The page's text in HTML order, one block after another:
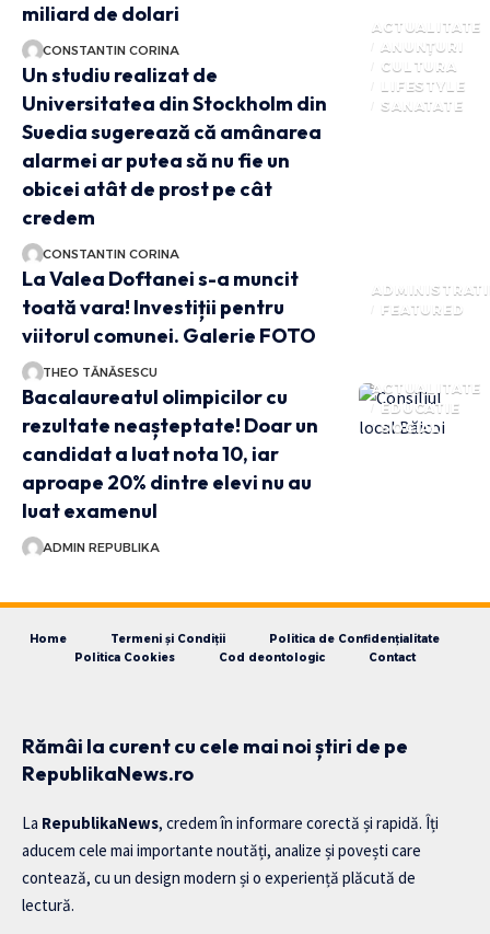
miliard de dolari
CONSTANTIN CORINA
ACTUALITATE
ANUNȚURI
CULTURA
LIFESTYLE
SANATATE
Un studiu realizat de
Universitatea din Stockholm din
Suedia sugerează că amânarea
alarmei ar putea să nu fie un
obicei atât de prost pe cât
credem
CONSTANTIN CORINA
FEATURED
La Valea Doftanei s-a muncit
toată vara! Investiții pentru
viitorul comunei. Galerie FOTO
THEO TĂNĂSESCU
ACTUALITATE
EDUCATIE
SOCIAL
Bacalaureatul olimpicilor cu
rezultate neașteptate! Doar un
candidat a luat nota 10, iar
aproape 20% dintre elevi nu au
luat examenul
ADMIN REPUBLIKA
Home Termeni și Condiții
Politica de Confidențialitate
Politica Cookies
Cod deontologic Contact
Rămâi la curent cu cele mai noi știri de pe
RepublikaNews.ro
La RepublikaNews, credem în informare corectă și rapidă. Îți
aducem cele mai importante noutăți, analize și povești care
contează, cu un design modern și o experiență plăcută de
lectură.